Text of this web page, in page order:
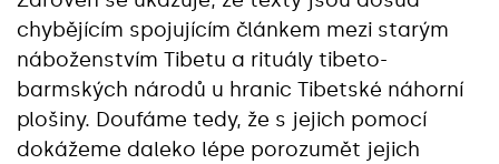
chybějícím spojujícím článkem mezi starým
náboženstvím Tibetu a rituály tibeto-
barmských národů u hranic Tibetské náhorní
plošiny. Doufáme tedy, že s jejich pomocí
dokážeme daleko lépe porozumět jejich